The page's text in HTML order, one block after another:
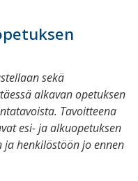
sekä
alkavan opetuksen
Tavoitteena
esi- ja alkuopetuksen
henkilöstöön jo ennen